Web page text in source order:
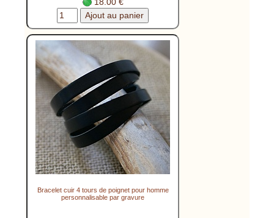
Bracelet cuir 4 tours de poignet pour homme
personnalisable par gravure